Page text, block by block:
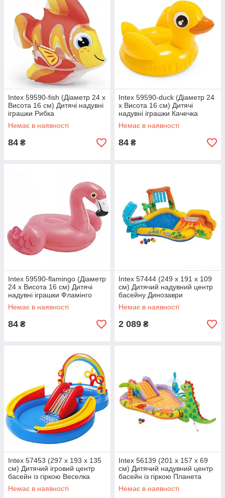
Intex 59590-fish (Діаметр 24 x
Висота 16 см) Дитячі надувні
іграшки Рибка
Немає в наявності
84 ₴
Intex 59590-duck (Діаметр 24
x Висота 16 см) Дитячі
надувні іграшки Качечка
Немає в наявності
84 ₴
Intex 59590-flamingo (Діаметр
24 x Висота 16 см) Дитячі
надувні іграшки Фламінго
Немає в наявності
84 ₴
Intex 57444 (249 x 191 x 109
см) Дитячий надувний центр
басейну Динозаври
Немає в наявності
2 089 ₴
Intex 57453 (297 x 193 x 135
см) Дитячий ігровий центр
басейн із гіркою Веселка
Немає в наявності
Intex 56139 (201 x 157 x 69
см) Дитячий надувний центр
басейн із гіркою Планета
Динозаврів
Немає в наявності